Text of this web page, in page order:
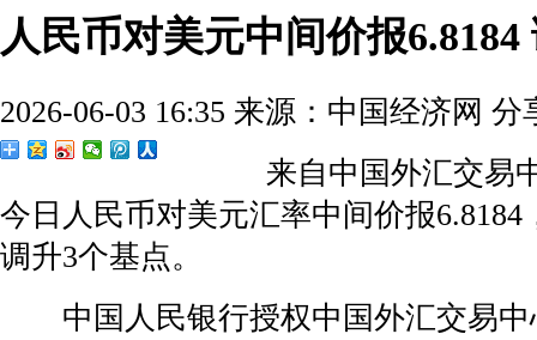
人民币对美元中间价报6.8184
2026-06-03 16:35 来源：中国经济网 分
来自中国外汇交易
今日人民币对美元汇率中间价报6.8184
调升3个基点。
中国人民银行授权中国外汇交易中